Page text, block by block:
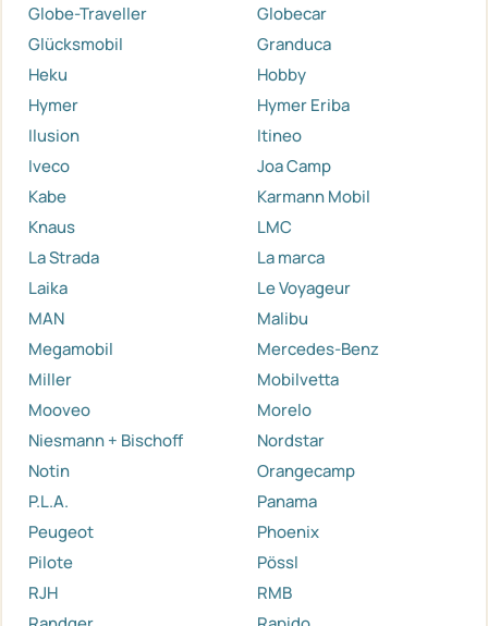
Globe-Traveller
Globecar
Glücksmobil
Granduca
Heku
Hobby
Hymer
Hymer Eriba
Ilusion
Itineo
Iveco
Joa Camp
Kabe
Karmann Mobil
Knaus
LMC
La Strada
La marca
Laika
Le Voyageur
MAN
Malibu
Megamobil
Mercedes-Benz
Miller
Mobilvetta
Mooveo
Morelo
Niesmann + Bischoff
Nordstar
Notin
Orangecamp
P.L.A.
Panama
Peugeot
Phoenix
Pilote
Pössl
RJH
RMB